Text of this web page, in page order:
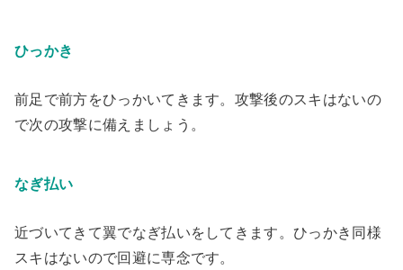
ひっかき
前足で前方をひっかいてきます。攻撃後のスキはないの
で次の攻撃に備えましょう。
なぎ払い
近づいてきて翼でなぎ払いをしてきます。ひっかき同様
スキはないので回避に専念です。